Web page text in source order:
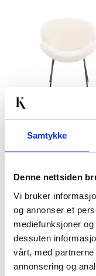
Samtykke
Denne nettsiden
Vi bruker
og annonser et
mediefunksjoner
dessuten
vårt, med
annonsering og
LOUNGESTOL
2.499,00
KJØP